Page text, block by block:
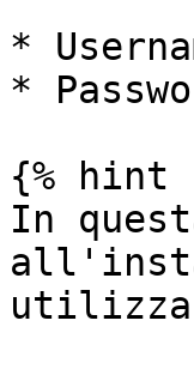
*
*
{% hint
In